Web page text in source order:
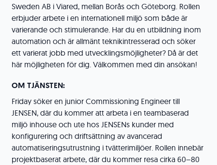
Sweden AB i Viared, mellan Borås och Göteborg. Rollen
erbjuder arbete i en internationell miljö som både är
varierande och stimulerande. Har du en utbildning inom
automation och är allmänt teknikintresserad och söker
ett varierat jobb med utvecklingsmöjligheter? Då är det
här möjligheten för dig. Välkommen med din ansökan!
OM TJÄNSTEN:
Friday söker en junior Commissioning Engineer till
JENSEN, där du kommer att arbeta i en teambaserad
miljö inhouse och ute hos JENSENs kunder med
konfigurering och driftsättning av avancerad
automatiseringsutrustning i tvätterimiljöer. Rollen innebär
projektbaserat arbete, där du kommer resa cirka 60–80